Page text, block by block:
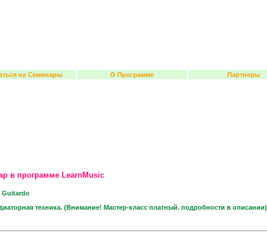
на Семинары О Программе Партнеры
в программе LearnMusic
техника. (Внимание! Мастер-класс платный. подробности в описании)